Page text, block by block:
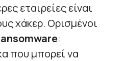
εταιρείες είναι
χάκερ. Ορισμένοι
:
που μπορεί να